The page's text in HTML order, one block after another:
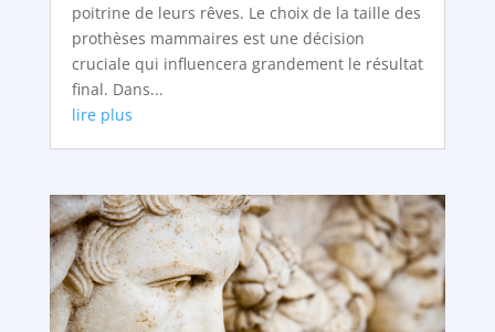
poitrine de leurs rêves. Le choix de la taille des
prothèses mammaires est une décision
cruciale qui influencera grandement le résultat
final. Dans...
lire plus